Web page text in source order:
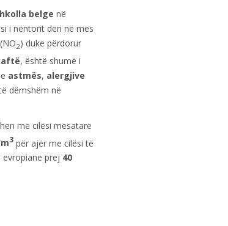
belge në
i nëntorit deri në mes
(NO2) duke përdorur
, është shumë i
astmës, alergjive
dëmshëm në
me cilësi mesatare
3për ajër me cilësi të
prej 40